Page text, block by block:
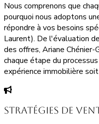
Nous comprenons que
pourquoi nous adoptons
répondre à vos besoins
Laurent). De l'évaluation
des offres, Ariane Chénier-
chaque étape du
expérience immobilière
Stratégies de